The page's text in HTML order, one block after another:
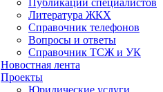
Публикации специалистов
Литература ЖКХ
Справочник телефонов
Вопросы и ответы
Справочник ТСЖ и УК
Новостная лента
Проекты
Юридические услуги